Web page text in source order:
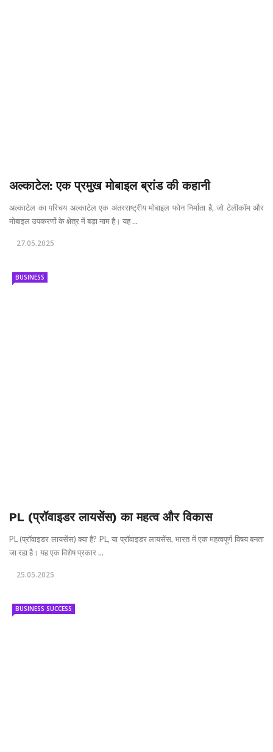
अल्काटेल: एक प्रमुख मोबाइल ब्रांड की कहानी
अल्काटेल का परिचय अल्काटेल एक अंतरराष्ट्रीय मोबाइल फोन निर्माता है, जो टेलीकॉम और
मोबाइल उपकरणों के क्षेत्र में बड़ा नाम है। यह ...
27.05.2025
BUSINESS
PL (प्रॉवाइडर लायसेंस) का महत्व और विकास
PL (प्रॉवाइडर लायसेंस) क्या है? PL, या प्रॉवाइडर लायसेंस, भारत में एक महत्वपूर्ण विषय बनता
जा रहा है। यह एक विशेष प्रकार ...
25.05.2025
BUSINESS SUCCESS